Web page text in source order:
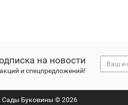
на новости
и спецпредложений!
Сады Буковины © 2026